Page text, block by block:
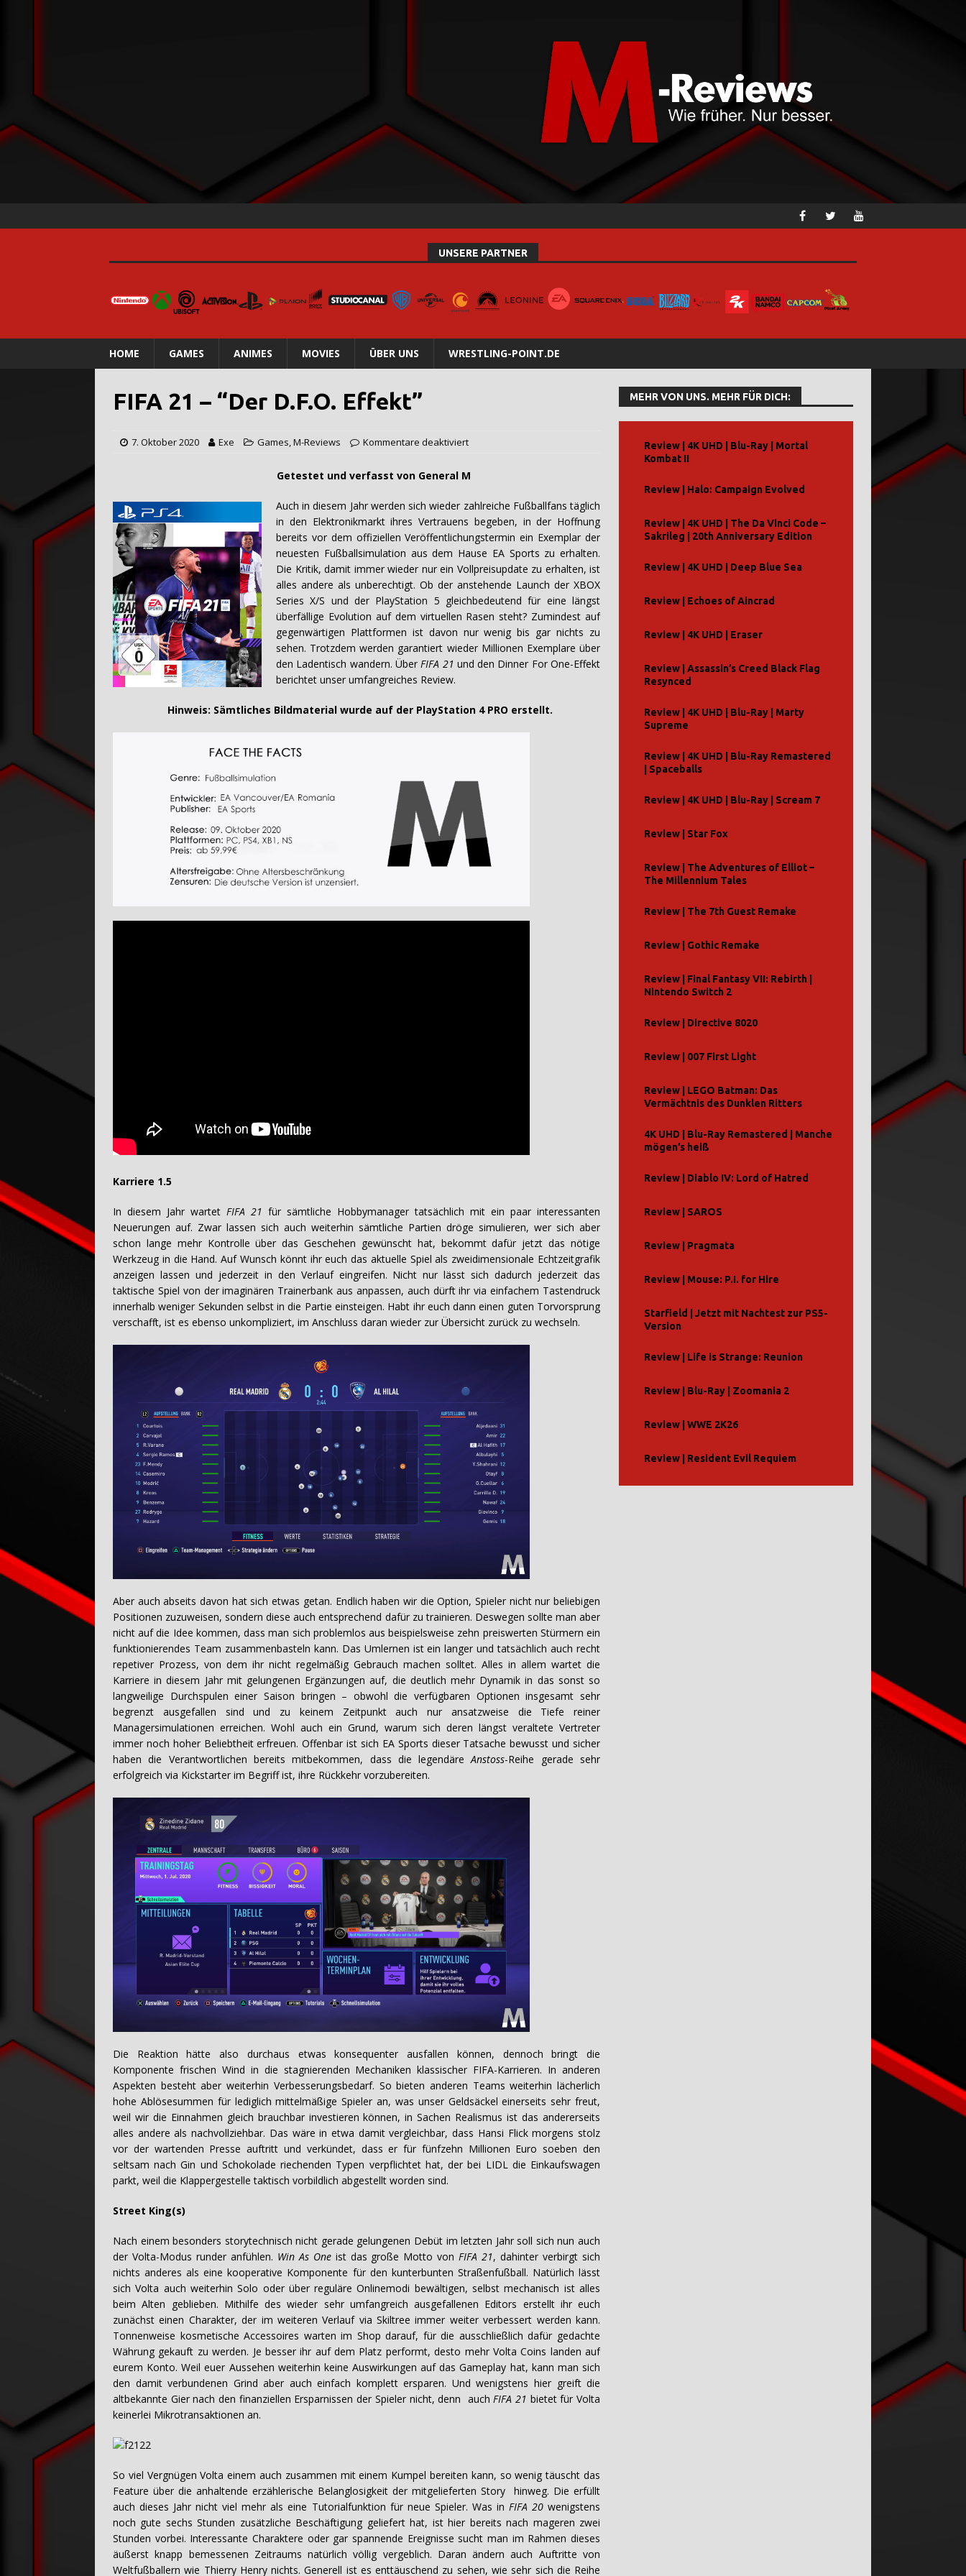
UNSERE PARTNER
HOME GAMES ANIMES MOVIES ÜBER UNS WRESTLING-POINT.DE
FIFA 21 – “Der D.F.O. Effekt”
7. Oktober 2020 Exe Games,M-Reviews Kommentare deaktiviert
Getestet und verfasst von General M
Auch in diesem Jahr werden sich wieder zahlreiche Fußballfans täglich
in den Elektronikmarkt ihres Vertrauens begeben, in der Hoffnung
bereits vor dem offiziellen Veröffentlichungstermin ein Exemplar der
neuesten Fußballsimulation aus dem Hause EA Sports zu erhalten.
Die Kritik, damit immer wieder nur ein Vollpreisupdate zu erhalten, ist
alles andere als unberechtigt. Ob der anstehende Launch der XBOX
Series X/S und der PlayStation 5 gleichbedeutend für eine längst
überfällige Evolution auf dem virtuellen Rasen steht? Zumindest auf
gegenwärtigen Plattformen ist davon nur wenig bis gar nichts zu
sehen. Trotzdem werden garantiert wieder Millionen Exemplare über
den Ladentisch wandern. ÜberFIFA 21 und den Dinner For One-Effekt
berichtet unser umfangreiches Review.
Hinweis: Sämtliches Bildmaterial wurde auf der PlayStation 4 PRO erstellt.
Karriere 1.5
In diesem Jahr wartet FIFA 21 für sämtliche Hobbymanager tatsächlich mit ein paar interessanten
Neuerungen auf. Zwar lassen sich auch weiterhin sämtliche Partien dröge simulieren, wer sich aber
schon lange mehr Kontrolle über das Geschehen gewünscht hat, bekommt dafür jetzt das nötige
Werkzeug in die Hand. Auf Wunsch könnt ihr euch das aktuelle Spiel als zweidimensionale Echtzeitgrafik
anzeigen lassen und jederzeit in den Verlauf eingreifen. Nicht nur lässt sich dadurch jederzeit das
taktische Spiel von der imaginären Trainerbank aus anpassen, auch dürft ihr via einfachem Tastendruck
innerhalb weniger Sekunden selbst in die Partie einsteigen. Habt ihr euch dann einen guten Torvorsprung
verschafft, ist es ebenso unkompliziert, im Anschluss daran wieder zur Übersicht zurück zu wechseln.
Aber auch abseits davon hat sich etwas getan. Endlich haben wir die Option, Spieler nicht nur beliebigen
Positionen zuzuweisen, sondern diese auch entsprechend dafür zu trainieren. Deswegen sollte man aber
nicht auf die Idee kommen, dass man sich problemlos aus beispielsweise zehn preiswerten Stürmern ein
funktionierendes Team zusammenbasteln kann. Das Umlernen ist ein langer und tatsächlich auch recht
repetiver Prozess, von dem ihr nicht regelmäßig Gebrauch machen solltet. Alles in allem wartet die
Karriere in diesem Jahr mit gelungenen Ergänzungen auf, die deutlich mehr Dynamik in das sonst so
langweilige Durchspulen einer Saison bringen – obwohl die verfügbaren Optionen insgesamt sehr
begrenzt ausgefallen sind und zu keinem Zeitpunkt auch nur ansatzweise die Tiefe reiner
Managersimulationen erreichen. Wohl auch ein Grund, warum sich deren längst veraltete Vertreter
immer noch hoher Beliebtheit erfreuen. Offenbar ist sich EA Sports dieser Tatsache bewusst und sicher
haben die Verantwortlichen bereits mitbekommen, dass die legendäreAnstoss-Reihe gerade sehr
erfolgreich via Kickstarter im Begriff ist, ihre Rückkehr vorzubereiten.
Die Reaktion hätte also durchaus etwas konsequenter ausfallen können, dennoch bringt die
Komponente frischen Wind in die stagnierenden Mechaniken klassischer FIFA-Karrieren. In anderen
Aspekten besteht aber weiterhin Verbesserungsbedarf. So bieten anderen Teams weiterhin lächerlich
hohe Ablösesummen für lediglich mittelmäßige Spieler an, was unser Geldsäckel einerseits sehr freut,
weil wir die Einnahmen gleich brauchbar investieren können, in Sachen Realismus ist das andererseits
alles andere als nachvollziehbar. Das wäre in etwa damit vergleichbar, dass Hansi Flick morgens stolz
vor der wartenden Presse auftritt und verkündet, dass er für fünfzehn Millionen Euro soeben den
seltsam nach Gin und Schokolade riechenden Typen verpflichtet hat, der bei LIDL die Einkaufswagen
parkt, weil die Klappergestelle taktisch vorbildlich abgestellt worden sind.
Street King(s)
Nach einem besonders storytechnisch nicht gerade gelungenen Debüt im letzten Jahr soll sich nun auch
der Volta-Modus runder anfühlen. Win As Oneist das große Motto vonFIFA 21, dahinter verbirgt sich
nichts anderes als eine kooperative Komponente für den kunterbunten Straßenfußball. Natürlich lässt
sich Volta auch weiterhin Solo oder über reguläre Onlinemodi bewältigen, selbst mechanisch ist alles
beim Alten geblieben. Mithilfe des wieder sehr umfangreich ausgefallenen Editors erstellt ihr euch
zunächst einen Charakter, der im weiteren Verlauf via Skiltree immer weiter verbessert werden kann.
Tonnenweise kosmetische Accessoires warten im Shop darauf, für die ausschließlich dafür gedachte
Währung gekauft zu werden. Je besser ihr auf dem Platz performt, desto mehr Volta Coins landen auf
eurem Konto. Weil euer Aussehen weiterhin keine Auswirkungen auf das Gameplay hat, kann man sich
den damit verbundenen Grind aber auch einfach komplett ersparen. Und wenigstens hier greift die
altbekannte Gier nach den finanziellen Ersparnissen der Spieler nicht, denn auchFIFA 21 bietet für Volta
keinerlei Mikrotransaktionen an.
So viel Vergnügen Volta einem auch zusammen mit einem Kumpel bereiten kann, so wenig täuscht das
Feature über die anhaltende erzählerische Belanglosigkeit der mitgelieferten Story hinweg. Die erfüllt
auch dieses Jahr nicht viel mehr als eine Tutorialfunktion für neue Spieler. Was in FIFA 20wenigstens
noch gute sechs Stunden zusätzliche Beschäftigung geliefert hat, ist hier bereits nach mageren zwei
Stunden vorbei. Interessante Charaktere oder gar spannende Ereignisse sucht man im Rahmen dieses
äußerst knapp bemessenen Zeitraums natürlich völlig vergeblich. Daran ändern auch Auftritte von
Weltfußballern wie Thierry Henry nichts. Generell ist es enttäuschend zu sehen, wie sehr sich die Reihe
MEHR VON UNS. MEHR FÜR DICH:
Review | 4K UHD | Blu-Ray | Mortal
Kombat II
Review | Halo: Campaign Evolved
Review | 4K UHD | The Da Vinci Code –
Sakrileg | 20th Anniversary Edition
Review | 4K UHD | Deep Blue Sea
Review | Echoes of Aincrad
Review | 4K UHD | Eraser
Review | Assassin’s Creed Black Flag
Resynced
Review | 4K UHD | Blu-Ray | Marty
Supreme
Review | 4K UHD | Blu-Ray Remastered
| Spaceballs
Review | 4K UHD | Blu-Ray | Scream 7
Review | Star Fox
Review | The Adventures of Elliot –
The Millennium Tales
Review | The 7th Guest Remake
Review | Gothic Remake
Review | Final Fantasy VII: Rebirth |
Nintendo Switch 2
Review | Directive 8020
Review | 007 First Light
Review | LEGO Batman: Das
Vermächtnis des Dunklen Ritters
4K UHD | Blu-Ray Remastered | Manche
mögen’s heiß
Review | Diablo IV: Lord of Hatred
Review | SAROS
Review | Pragmata
Review | Mouse: P.I. for Hire
Starfield | Jetzt mit Nachtest zur PS5-
Version
Review | Life is Strange: Reunion
Review | Blu-Ray | Zoomania 2
Review | WWE 2K26
Review | Resident Evil Requiem